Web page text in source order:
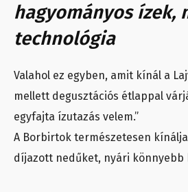
hagyományos ízek,
technológia
Valahol ez egyben, amit kínál a
mellett degusztációs étlappal
egyfajta ízutazás velem.”
A Borbirtok természetesen
díjazott nedűket, nyári könnyebb